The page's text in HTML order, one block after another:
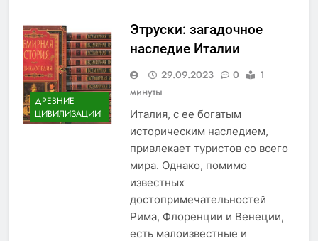
ДРЕВНИЕ
ЦИВИЛИЗАЦИИ
Этруски: загадочное
наследие Италии
29.09.2023 0
1
минуты
Италия, с ее богатым
историческим наследием,
привлекает туристов со всего
мира. Однако, помимо
известных
достопримечательностей
Рима, Флоренции и Венеции,
есть малоизвестные и